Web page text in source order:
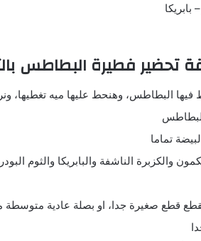
تحضير فطيرة البطاطس
البطاطس، وهنحط عليها ميه تغطيها،
تماما
والكزبرة الناشفة والبابريكا والثوم
قطع صغيرة جدا، او بصلة عادية متوسطة